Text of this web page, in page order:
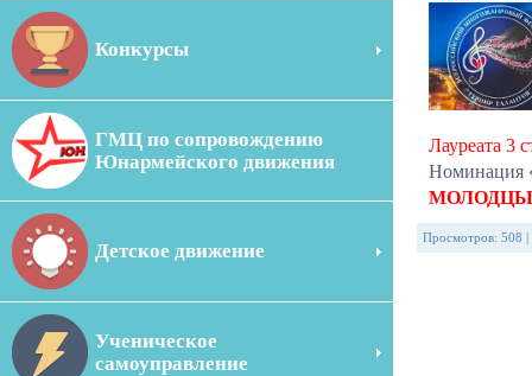
Конкурсы
ГМЦ по сопровождению
Юнармейского движения
Детское движение
Ученическое
самоуправление
Лауреата 3
Номинация
Просмотров: 508